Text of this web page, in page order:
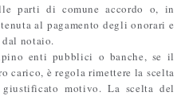
parti di comune accordo o, in
al pagamento degli onorari e
notaio.
enti pubblici o banche, se il
carico, è regola rimettere la scelta
motivo. La scelta del